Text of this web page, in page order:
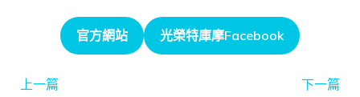
官方網站 光榮特庫摩Facebook
上一篇 下一篇